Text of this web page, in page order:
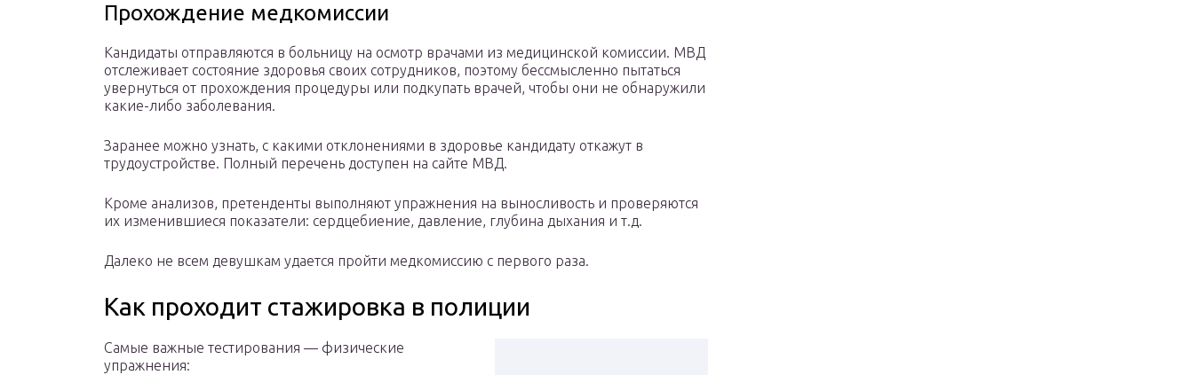
Прохождение медкомиссии
Кандидаты отправляются в больницу на осмотр врачами из медицинской комиссии. МВД
отслеживает состояние здоровья своих сотрудников, поэтому бессмысленно пытаться
увернуться от прохождения процедуры или подкупать врачей, чтобы они не обнаружили
какие-либо заболевания.
Заранее можно узнать, с какими отклонениями в здоровье кандидату откажут в
трудоустройстве. Полный перечень доступен на сайте МВД.
Кроме анализов, претенденты выполняют упражнения на выносливость и проверяются
их изменившиеся показатели: сердцебиение, давление, глубина дыхания и т.д.
Далеко не всем девушкам удается пройти медкомиссию с первого раза.
Как проходит стажировка в полиции
Самые важные тестирования — физические
упражнения: